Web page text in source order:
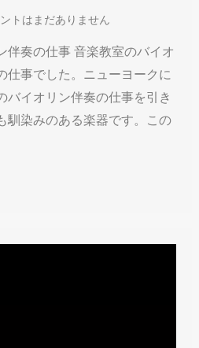
トはまだありません
伴奏の仕事 音楽教室のバイオ
仕事でした。ニューヨークに
バイオリン伴奏の仕事を引き
馴染みのある楽器です。この